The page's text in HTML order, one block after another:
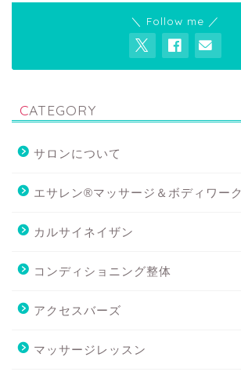
＼ Follow me ／
CATEGORY
サロンについて
エサレン®マッサージ＆ボディワーク
カルサイネイザン
コンディショニング整体
アクセスバーズ
マッサージレッスン